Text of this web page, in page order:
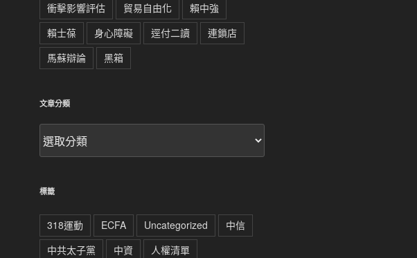
衝擊影響評估
貿易自由化
賴中強
賴士葆
身心障礙 逕付二讀
連鎖店
馬蘇辯論
黑箱
文章分類
章
分
標籤
318運動 ECFA Uncategorized
中信
中共太子黨
中資
人權清單